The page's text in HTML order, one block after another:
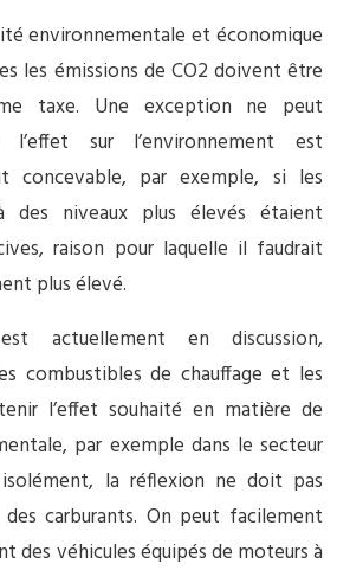
environnementale et économique
les émissions de CO2 doivent être
taxe. Une exception ne peut
l’effet sur l’environnement est
concevable, par exemple, si les
des niveaux plus élevés étaient
raison pour laquelle il faudrait
plus élevé.
actuellement en discussion,
combustibles de chauffage et les
l’effet souhaité en matière de
par exemple dans le secteur
la réflexion ne doit pas
des carburants. On peut facilement
des véhicules équipés de moteurs à